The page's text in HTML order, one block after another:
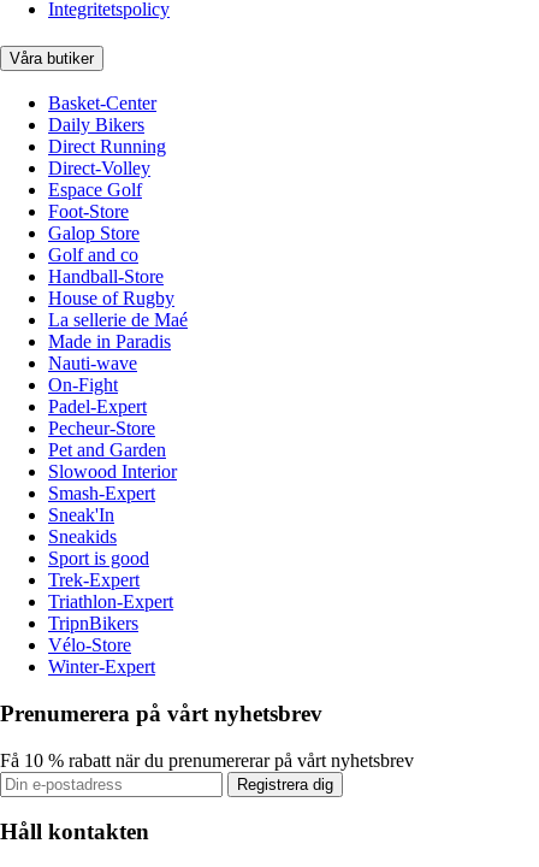
Integritetspolicy
Våra butiker
Basket-Center
Daily Bikers
Direct Running
Direct-Volley
Espace Golf
Foot-Store
Galop Store
Golf and co
Handball-Store
House of Rugby
La sellerie de Maé
Made in Paradis
Nauti-wave
On-Fight
Padel-Expert
Pecheur-Store
Pet and Garden
Slowood Interior
Smash-Expert
Sneak'In
Sneakids
Sport is good
Trek-Expert
Triathlon-Expert
TripnBikers
Vélo-Store
Winter-Expert
Prenumerera på vårt nyhetsbrev
Få 10 % rabatt när du prenumererar på vårt nyhetsbrev
Registrera dig
Håll kontakten